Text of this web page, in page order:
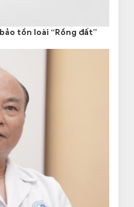
tồn loài “Rồng đất”